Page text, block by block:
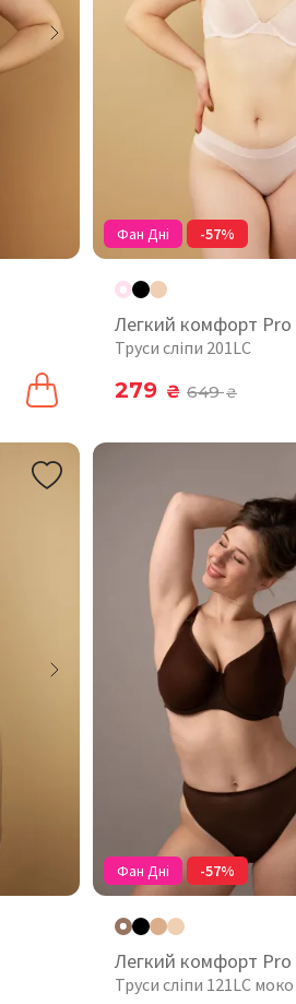
Фан Дні -57%
Легкий комфорт Pro
Труси сліпи 201LC
279 ₴ 649₴
Фан Дні -57%
Легкий комфорт Pro
Труси сліпи 121LC моко